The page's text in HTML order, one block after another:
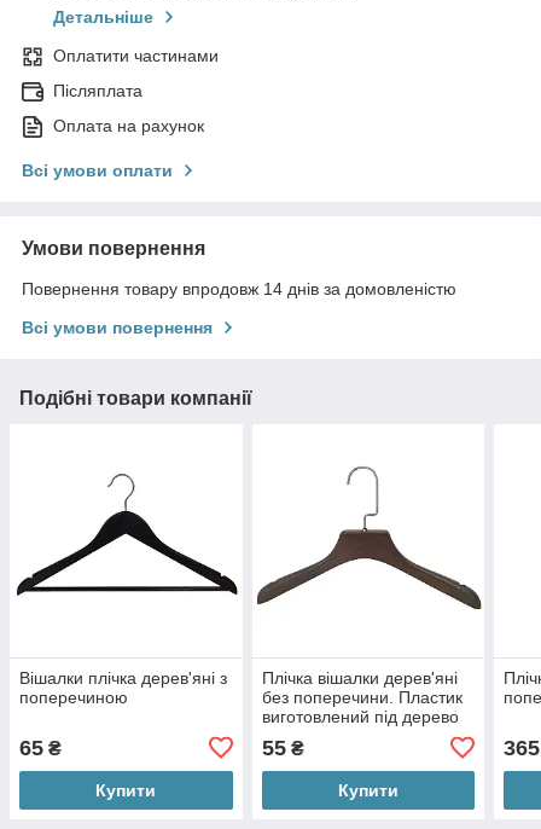
Детальніше
Оплатити частинами
Післяплата
Оплата на рахунок
Всі умови оплати
Умови повернення
Повернення товару впродовж 14 днів за домовленістю
Всі умови повернення
Подібні товари компанії
Вішалки плічка дерев'яні з
поперечиною
65 ₴
Купити
Плічка вішалки дерев'яні
без поперечини. Пластик
виготовлений під дерево
55₴
Купити
365